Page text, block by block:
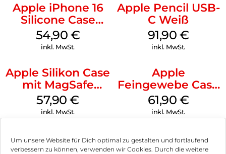
Um unsere Website für Dich optimal zu gestalten und fortlaufend
verbessern zu können, verwenden wir Cookies. Durch die weitere
Apple iPhone 16
Silicone Case
MagSafe Black
54,90 €
inkl. MwSt.
Apple Pencil USB-
C Weiß
91,90 €
inkl. MwSt.
Apple Silikon Case
mit MagSafe
iPhone 14 Pro
(PRODUCT)RED
57,90€
inkl. MwSt.
Apple
Feingewebe Case
iPhone 15 Pro
MagSafe Schwarz
61,90 €
inkl. MwSt.